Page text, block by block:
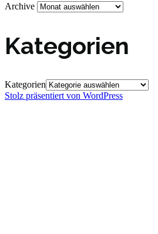
Archive
Kategorien
Kategorien
Stolz präsentiert von WordPress